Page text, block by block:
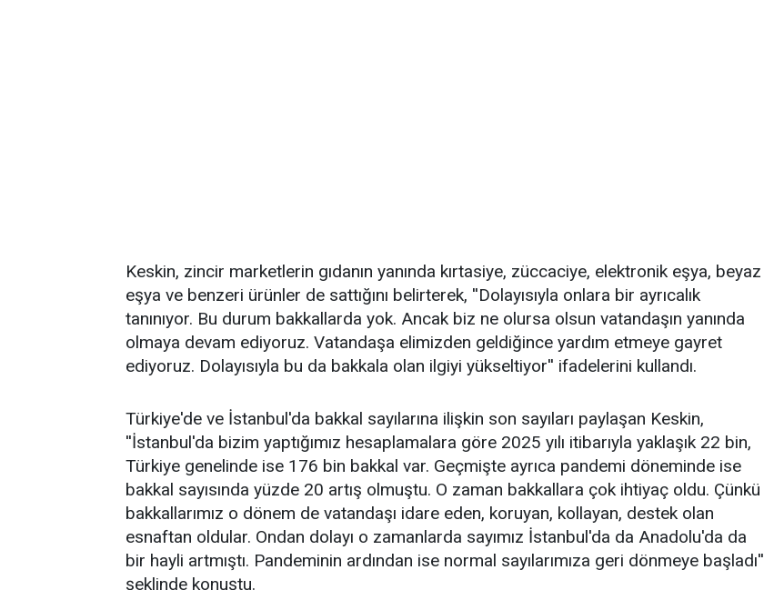
Keskin, zincir marketlerin gıdanın yanında kırtasiye, züccaciye, elektronik eşya, beyaz
eşya ve benzeri ürünler de sattığını belirterek, ''Dolayısıyla onlara bir ayrıcalık
tanınıyor. Bu durum bakkallarda yok. Ancak biz ne olursa olsun vatandaşın yanında
olmaya devam ediyoruz. Vatandaşa elimizden geldiğince yardım etmeye gayret
ediyoruz. Dolayısıyla bu da bakkala olan ilgiyi yükseltiyor'' ifadelerini kullandı.
Türkiye'de ve İstanbul'da bakkal sayılarına ilişkin son sayıları paylaşan Keskin,
''İstanbul'da bizim yaptığımız hesaplamalara göre 2025 yılı itibarıyla yaklaşık 22 bin,
Türkiye genelinde ise 176 bin bakkal var. Geçmişte ayrıca pandemi döneminde ise
bakkal sayısında yüzde 20 artış olmuştu. O zaman bakkallara çok ihtiyaç oldu. Çünkü
bakkallarımız o dönem de vatandaşı idare eden, koruyan, kollayan, destek olan
esnaftan oldular. Ondan dolayı o zamanlarda sayımız İstanbul'da da Anadolu'da da
bir hayli artmıştı. Pandeminin ardından ise normal sayılarımıza geri dönmeye başladı''
şeklinde konuştu.